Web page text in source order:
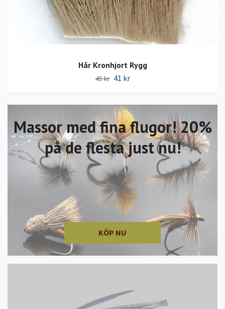
Massor med fina flugor! 20%
på de flesta just nu!
KÖP NU
Hår Kronhjort Rygg
45 kr 41 kr